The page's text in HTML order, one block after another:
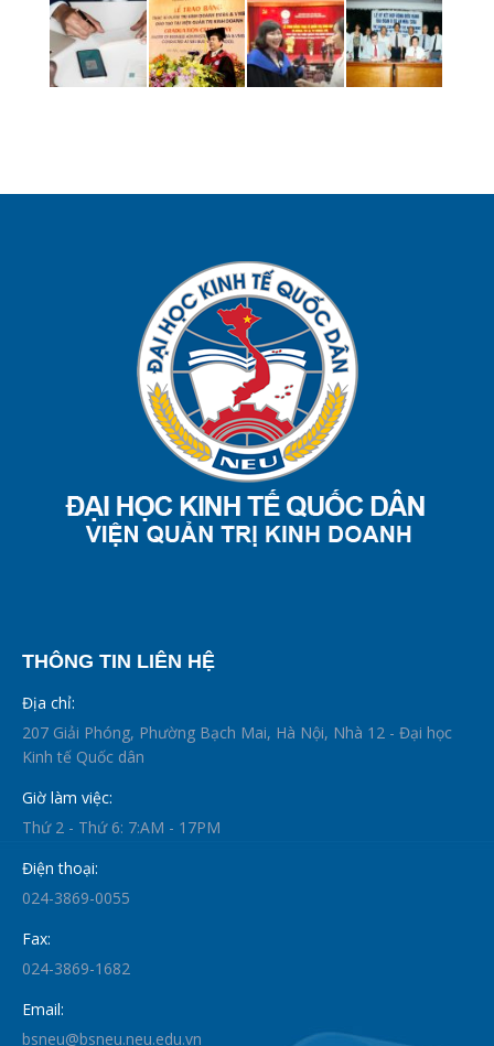
THÔNG TIN LIÊN HỆ
Địa chỉ:
207 Giải Phóng, Phường Bạch Mai, Hà Nội, Nhà 12 - Đại học
Kinh tế Quốc dân
Giờ làm việc:
Thứ 2 - Thứ 6: 7:AM - 17PM
Điện thoại:
024-3869-0055
Fax:
024-3869-1682
Email:
bsneu@bsneu.neu.edu.vn